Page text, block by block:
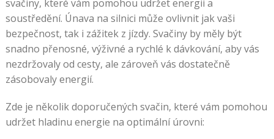
svačiny, které vám pomohou udržet energii a
soustředění. Únava na silnici může ovlivnit jak vaši
bezpečnost, tak i zážitek z jízdy. Svačiny by měly být
snadno přenosné, výživné a rychlé k dávkování, aby vás
nezdržovaly od cesty, ale zároveň vás dostatečně
zásobovaly energií.
Zde je několik doporučených svačin, které vám pomohou
udržet hladinu energie na optimální úrovni: